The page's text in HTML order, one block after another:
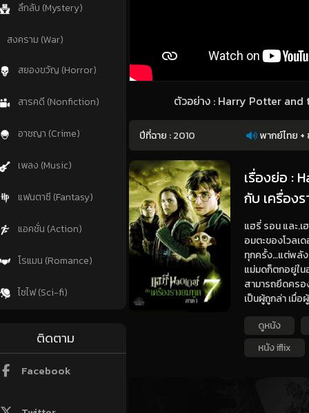
ลึกลับ (Mystery)
สงคราม (War)
สยองขวัญ (Horror)
สารคดี (Nonfiction)
อาชญา (Crime)
เพลง (Music)
แฟนตาซี (Fantasy)
แอคชั่น (Action)
โรแมน (Romance)
ไซไฟ (Sci-fi)
ติดตาม
Facebook
ตัวอย่าง : Harry Potter and
ปีที่ฉาย :2010 พากย์ไทย +
เรื่องย่อ :
กับ เครื่อง
แฮรี่ รอน และ.
อมตะของโวลเ
ทุกครั้ง…แต่พลัง
แม่มดก็ตกอยู่ใน
สามารถยึดครอ
เป็นผู้ถูกล่า เมื่
ดูหนัง
หนัง iflix